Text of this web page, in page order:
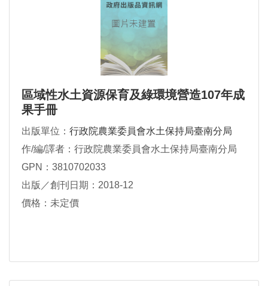
區域性水土資源保育及綠環境營造107年成
果手冊
出版單位： 行政院農業委員會水土保持局臺南分局
作/編/譯者：行政院農業委員會水土保持局臺南分局
GPN：3810702033
出版／創刊日期：2018-12
價格：未定價